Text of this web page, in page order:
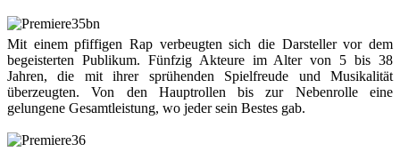
Mit einem pfiffigen Rap verbeugten sich die Darsteller vor dem
begeisterten Publikum. Fünfzig Akteure im Alter von 5 bis 38
Jahren, die mit ihrer sprühenden Spielfreude und Musikalität
überzeugten. Von den Hauptrollen bis zur Nebenrolle eine
gelungene Gesamtleistung, wo jeder sein Bestes gab.